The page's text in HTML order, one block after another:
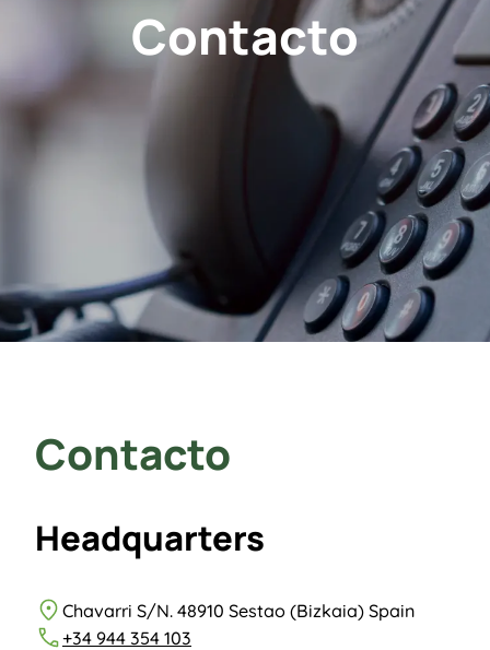
Contacto
Contacto
Headquarters
Chavarri S/N. 48910 Sestao (Bizkaia) Spain
+34 944 354 103